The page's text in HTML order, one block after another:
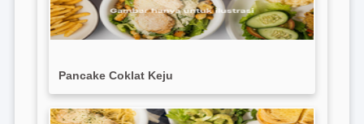
Pancake Coklat Keju